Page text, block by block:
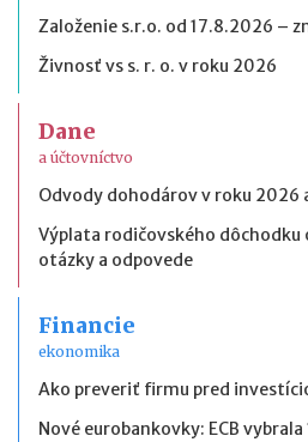
Založenie s.r.o. od 17.8.2026 –
Živnosť vs s. r. o. v roku 2026
Dane
a účtovníctvo
Odvody dohodárov v roku 2026
Výplata rodičovského dôchodku
otázky a odpovede
Financie
ekonomika
Ako preveriť firmu pred
Nové eurobankovky: ECB